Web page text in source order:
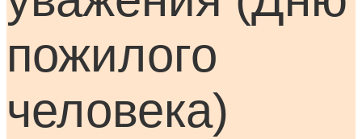
пожилого
человека)